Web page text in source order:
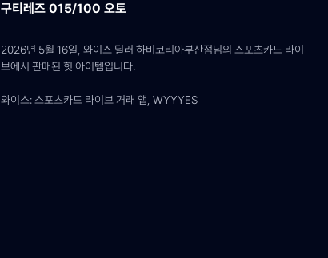
구티레즈 015/100 오토
2026년 5월 16일, 와이스 딜러 하비코리아부산점님의 스포츠카드 라이
브에서 판매된 힛 아이템입니다.
와이스: 스포츠카드 라이브 거래 앱, WYYYES